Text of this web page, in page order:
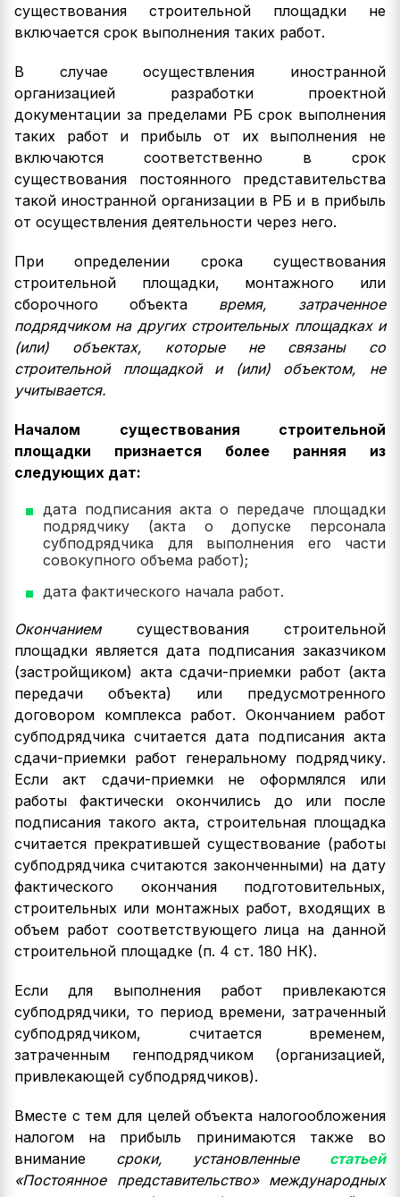
существования строительной площадки не
включается срок выполнения таких работ.
В случае осуществления иностранной
организацией разработки проектной
документации за пределами РБ срок выполнения
таких работ и прибыль от их выполнения не
включаются соответственно в срок
существования постоянного представительства
такой иностранной организации в РБ и в прибыль
от осуществления деятельности через него.
При определении срока существования
строительной площадки, монтажного или
сборочного объекта время, затраченное
подрядчиком на других строительных площадках и
(или) объектах, которые не связаны со
строительной площадкой и (или) объектом, не
учитывается.
Началом существования строительной
площадки признается более ранняя из
следующих дат:
дата подписания акта о передаче площадки
подрядчику (акта о допуске персонала
субподрядчика для выполнения его части
совокупного объема работ);
дата фактического начала работ.
Окончаниемсуществования строительной
площадки является дата подписания заказчиком
(застройщиком) акта сдачи-приемки работ (акта
передачи объекта) или предусмотренного
договором комплекса работ. Окончанием работ
субподрядчика считается дата подписания акта
сдачи-приемки работ генеральному подрядчику.
Если акт сдачи-приемки не оформлялся или
работы фактически окончились до или после
подписания такого акта, строительная площадка
считается прекратившей существование (работы
субподрядчика считаются законченными) на дату
фактического окончания подготовительных,
строительных или монтажных работ, входящих в
объем работ соответствующего лица на данной
строительной площадке (п. 4 ст. 180 НК).
Если для выполнения работ привлекаются
субподрядчики, то период времени, затраченный
субподрядчиком, считается временем,
затраченным генподрядчиком (организацией,
привлекающей субподрядчиков).
Вместе с тем для целей объекта налогообложения
налогом на прибыль принимаются также во
внимание сроки, установленные статьей
«Постоянное представительство» международных